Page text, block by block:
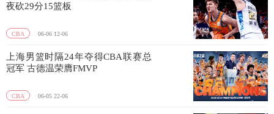
夜砍29分15篮板
CBA 06-06 12-06
上海男篮时隔24年夺得CBA联赛总
冠军 古德温荣膺FMVP
CBA 06-05 22-06